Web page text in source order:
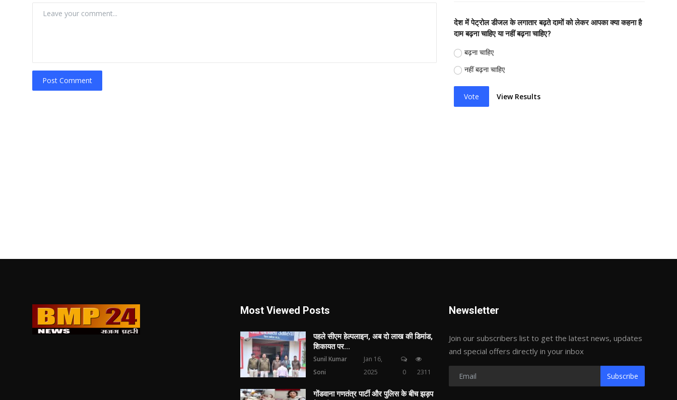
Post Comment
देश में पेट्रोल डीजल के लगातार बढ़ते दामों को लेकर आपका क्या कहना है
दाम बढ़ना चाहिए या नहीं बढ़ना चाहिए?
बढ़ना चाहिए
नहीं बढ़ना चाहिए
Vote View Results
Most Viewed Posts
पहले सीएम हेल्पलाइन, अब दो लाख की डिमांड,
शिकायत पर...
Sunil Kumar
Soni
Jan 16,
2025
0 2311
गोंडवाना गणतंत्र पार्टी और पुलिस के बीच झड़प
Newsletter
Join our subscribers list to get the latest news, updates
and special offers directly in your inbox
Subscribe